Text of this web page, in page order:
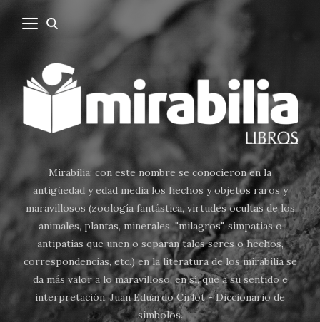
Mirabilia: con este nombre se conocieron en la
antigüedad y edad media los hechos y objetos raros y
maravillosos (zoología fantástica, virtudes ocultas de los
animales, plantas, minerales, "milagros", simpatias o
antipatias que unen o separan tales seres o hechos,
correspondencias, etc.) en la literatura de los mirabilia se
da más valor a lo maravilloso, en sí, que a su sentido e
interpretación. Juan Eduardo Cirlot - Diccionario de
símbolos.